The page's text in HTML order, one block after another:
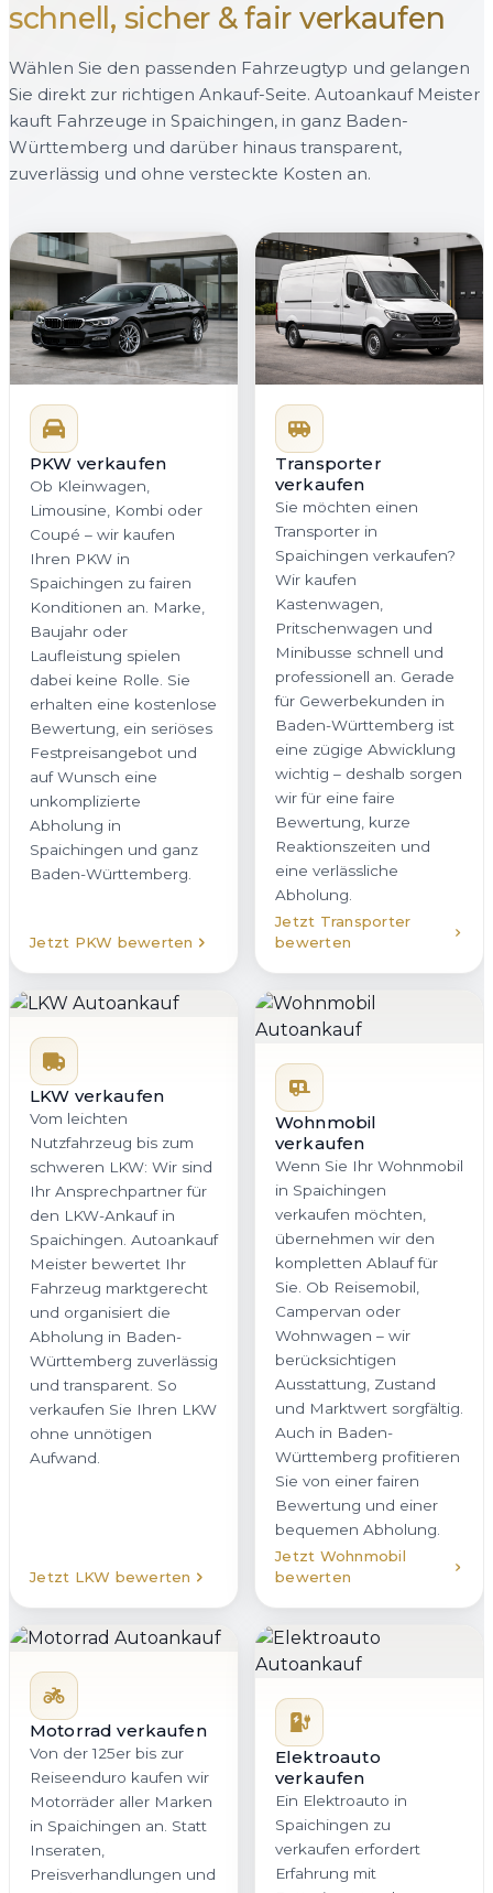
schnell, sicher & fair verkaufen
Wählen Sie den passenden Fahrzeugtyp und gelangen
Sie direkt zur richtigen Ankauf-Seite. Autoankauf Meister
kauft Fahrzeuge in Spaichingen, in ganz Baden-
Württemberg und darüber hinaus transparent,
zuverlässig und ohne versteckte Kosten an.
PKW verkaufen
Ob Kleinwagen,
Limousine, Kombi oder
Coupé – wir kaufen
Ihren PKW in
Spaichingen zu fairen
Konditionen an. Marke,
Baujahr oder
Laufleistung spielen
dabei keine Rolle. Sie
erhalten eine kostenlose
Bewertung, ein seriöses
Festpreisangebot und
auf Wunsch eine
unkomplizierte
Abholung in
Spaichingen und ganz
Baden-Württemberg.
Jetzt PKW bewerten
Transporter
verkaufen
Sie möchten einen
Transporter in
Spaichingen verkaufen?
Wir kaufen
Kastenwagen,
Pritschenwagen und
Minibusse schnell und
professionell an. Gerade
für Gewerbekunden in
Baden-Württemberg ist
eine zügige Abwicklung
wichtig – deshalb sorgen
wir für eine faire
Bewertung, kurze
Reaktionszeiten und
eine verlässliche
Abholung.
Jetzt Transporter
bewerten
LKW verkaufen
Vom leichten
Nutzfahrzeug bis zum
schweren LKW: Wir sind
Ihr Ansprechpartner für
den LKW-Ankauf in
Spaichingen. Autoankauf
Meister bewertet Ihr
Fahrzeug marktgerecht
und organisiert die
Abholung in Baden-
Württemberg zuverlässig
und transparent. So
verkaufen Sie Ihren LKW
ohne unnötigen
Aufwand.
Jetzt LKW bewerten
Wohnmobil
verkaufen
Wenn Sie Ihr Wohnmobil
in Spaichingen
verkaufen möchten,
übernehmen wir den
kompletten Ablauf für
Sie. Ob Reisemobil,
Campervan oder
Wohnwagen – wir
berücksichtigen
Ausstattung, Zustand
und Marktwert sorgfältig.
Auch in Baden-
Württemberg profitieren
Sie von einer fairen
Bewertung und einer
bequemen Abholung.
Jetzt Wohnmobil
bewerten
Motorrad verkaufen
Von der 125er bis zur
Reiseenduro kaufen wir
Motorräder aller Marken
in Spaichingen an. Statt
Inseraten,
Preisverhandlungen und
Elektroauto
verkaufen
Ein Elektroauto in
Spaichingen zu
verkaufen erfordert
Erfahrung mit